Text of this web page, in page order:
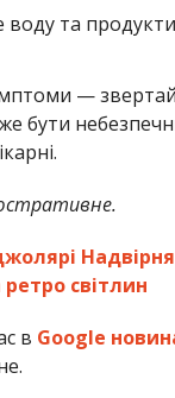
воду та
—
бути
світлин
в Google